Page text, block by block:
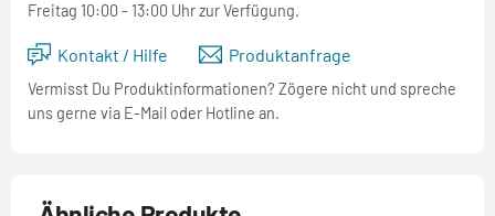
Freitag 10:00 - 13:00 Uhr zur Verfügung.
Kontakt / Hilfe Produktanfrage
Vermisst Du Produktinformationen? Zögere nicht und spreche
uns gerne via E-Mail oder Hotline an.